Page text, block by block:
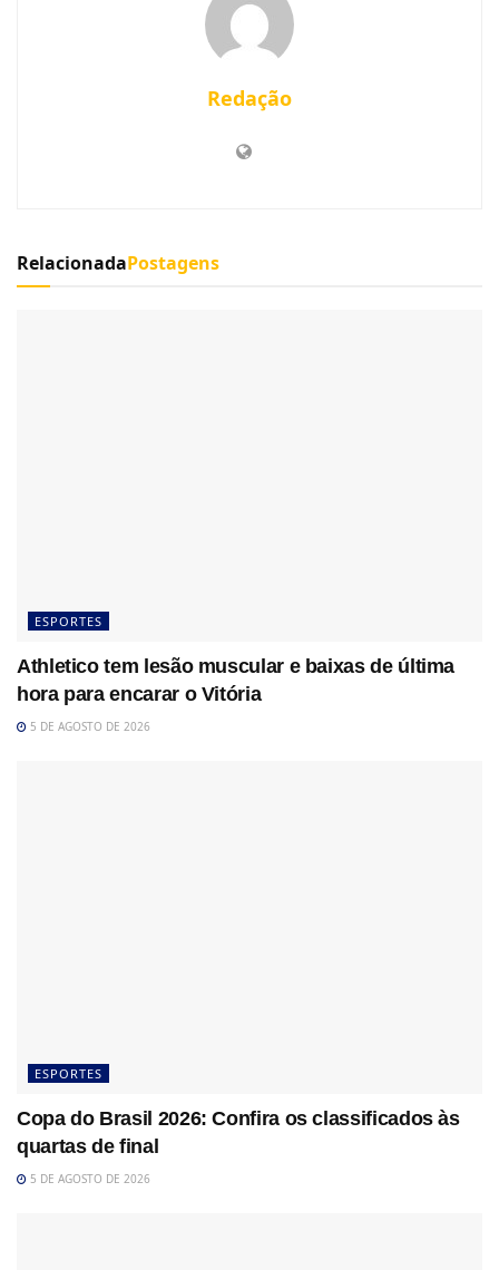
Redação
RelacionadaPostagens
ESPORTES
Athletico tem lesão muscular e baixas de última
hora para encarar o Vitória
5 DE AGOSTO DE 2026
ESPORTES
Copa do Brasil 2026: Confira os classificados às
quartas de final
5 DE AGOSTO DE 2026